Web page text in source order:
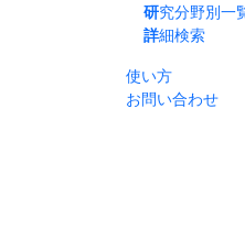
研究分野別一
詳細検索
使い方
お問い合わせ